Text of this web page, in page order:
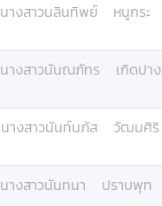
นางสาวนลินทิพย์
หนูกระ
นางสาวนันณภัทร
เกิดปาง
นางสาวนันท์นภัส
วัฒนศิริ
นางสาวนันทนา
ปราบพุท